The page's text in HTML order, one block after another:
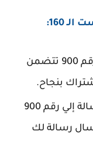
160:
يمكنك ارسال رسالة نصية إلي رقم 900 تتضمن
ولإلغاء الاشتراك قم بارسال رسالة إلي رقم 900
يتم ارسال رسالة لك